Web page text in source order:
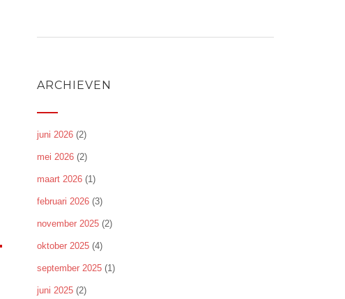
ARCHIEVEN
juni 2026 (2)
mei 2026 (2)
maart 2026 (1)
februari 2026 (3)
november 2025 (2)
oktober 2025 (4)
september 2025 (1)
juni 2025 (2)